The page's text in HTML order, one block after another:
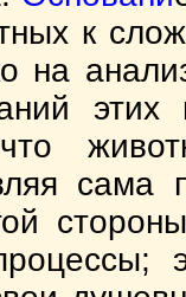
к
на
этих
сама